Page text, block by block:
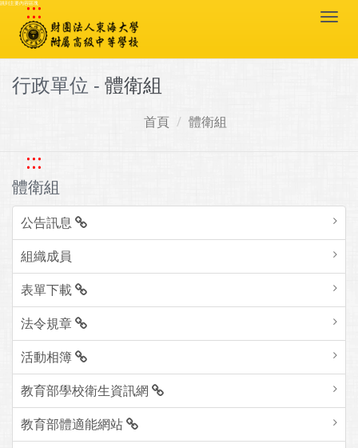
跳到主要內容區塊
:::
行政單位 - 體衛組
首頁 體衛組
:::
體衛組
公告訊息
組織成員
表單下載
法令規章
活動相簿
教育部學校衛生資訊網
教育部體適能網站